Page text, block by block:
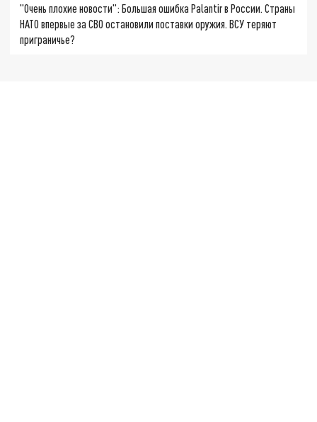
"Очень плохие новости": Большая ошибка Palantir в России. Страны
НАТО впервые за СВО остановили поставки оружия. ВСУ теряют
приграничье?